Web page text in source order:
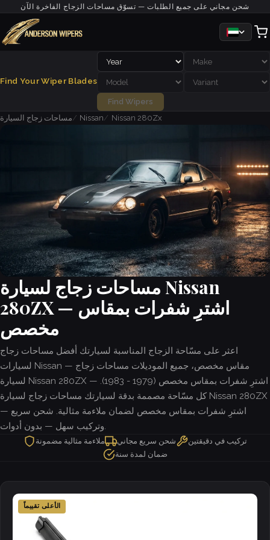
شحن مجاني على جميع الطلبات — تسوّق مساحات الزجاج الفاخرة الآن
Find Your Wiper Blades
Find Wipers
مساحات زجاج السيارة
Nissan Nissan 280Zx
مساحات زجاج لسيارة Nissan
280ZX — اشترِ شفرات بمقاس
مخصص
اعثر على مسّاحة الزجاج المناسبة لسيارتك أفضل مساحات زجاج
لسيارات Nissan — مقاس مخصص، جميع الموديلات مساحات زجاج
لسيارة Nissan 280ZX — اشترِ شفرات بمقاس مخصص (1979 - 1983).
كل مسّاحة مصممة بدقة لسيارتك مساحات زجاج لسيارة Nissan 280ZX
— اشترِ شفرات بمقاس مخصص لضمان ملاءمة مثالية. شحن سريع
وتركيب سهل — بدون أدوات.
ملاءمة مثالية مضمونة شحن سريع مجاني
تركيب في دقيقتين
ضمان لمدة سنة
الأعلى تقييماً